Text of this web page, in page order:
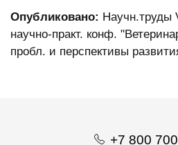
Опубликовано: Научн.труды
научно-практ. конф.
пробл. и перспективы
+7 800